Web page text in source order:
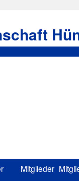
Mitglieder